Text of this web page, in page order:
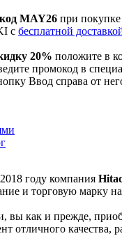
MAY26 при
c бесплатной
20% положите в
промокод в
Ввод справа от
году компания
и торговую марку на
вы как и прежде,
отличного качества,